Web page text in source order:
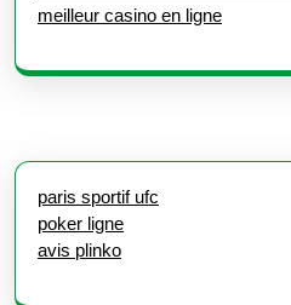
meilleur casino en ligne
paris sportif ufc
poker ligne
avis plinko